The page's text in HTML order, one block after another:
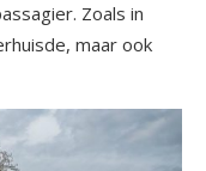
Zoals in
maar ook